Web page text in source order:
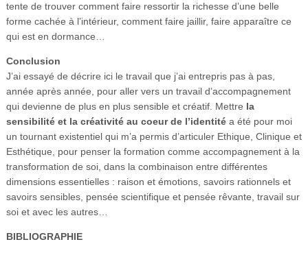
tente de trouver comment faire ressortir la richesse d’une belle
forme cachée à l’intérieur, comment faire jaillir, faire apparaître ce
qui est en dormance…
Conclusion
J’ai essayé de décrire ici le travail que j’ai entrepris pas à pas,
année après année, pour aller vers un travail d’accompagnement
qui devienne de plus en plus sensible et créatif. Mettre la
sensibilité et la créativité au coeur de l’identitéa été pour moi
un tournant existentiel qui m’a permis d’articuler Ethique, Clinique et
Esthétique, pour penser la formation comme accompagnement à la
transformation de soi, dans la combinaison entre différentes
dimensions essentielles : raison et émotions, savoirs rationnels et
savoirs sensibles, pensée scientifique et pensée rêvante, travail sur
soi et avec les autres…
BIBLIOGRAPHIE